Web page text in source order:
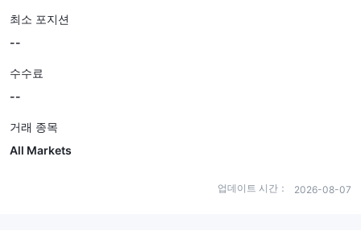
최소 포지션
--
수수료
--
거래 종목
All Markets
업데이트 시간： 2026-08-07